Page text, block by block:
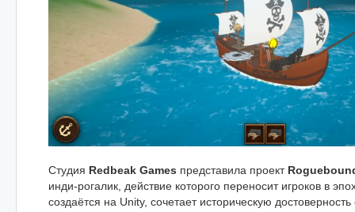
Студия Redbeak Games представила проект
инди-рогалик, действие которого переносит игроков в
создаётся на Unity, сочетает историческую